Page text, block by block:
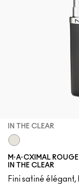
IN THE CLEAR
M·A·CXIMAL
IN THE CLEAR
Fini satiné